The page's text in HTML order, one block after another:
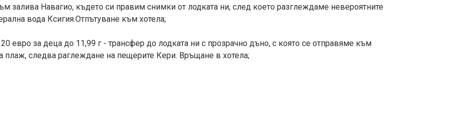
залива Навагио, където си правим снимки от лодката ни, след което разглеждаме невероятните
вода Ксигия.Отпътуване към хотела;
евро за деца до 11,99 г - трансфер до лодката ни с прозрачно дъно, с която се отправяме към
плаж, следва раглеждане на пещерите Кери. Връщане в хотела;